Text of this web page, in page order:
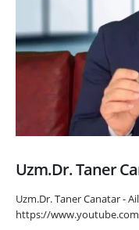
Uzm.Dr. Taner
Uzm.Dr. Taner Canatar -
https://